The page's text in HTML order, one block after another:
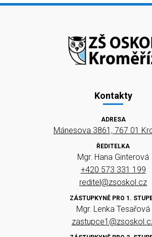
Kontakty
ADRESA
Mánesova 3861, 767 01
ŘEDITELKA
Mgr. Hana Ginterová
+420 573 331 199
reditel@zsoskol.cz
ZÁSTUPKYNĚ PRO 1.
Mgr. Lenka Tesařová